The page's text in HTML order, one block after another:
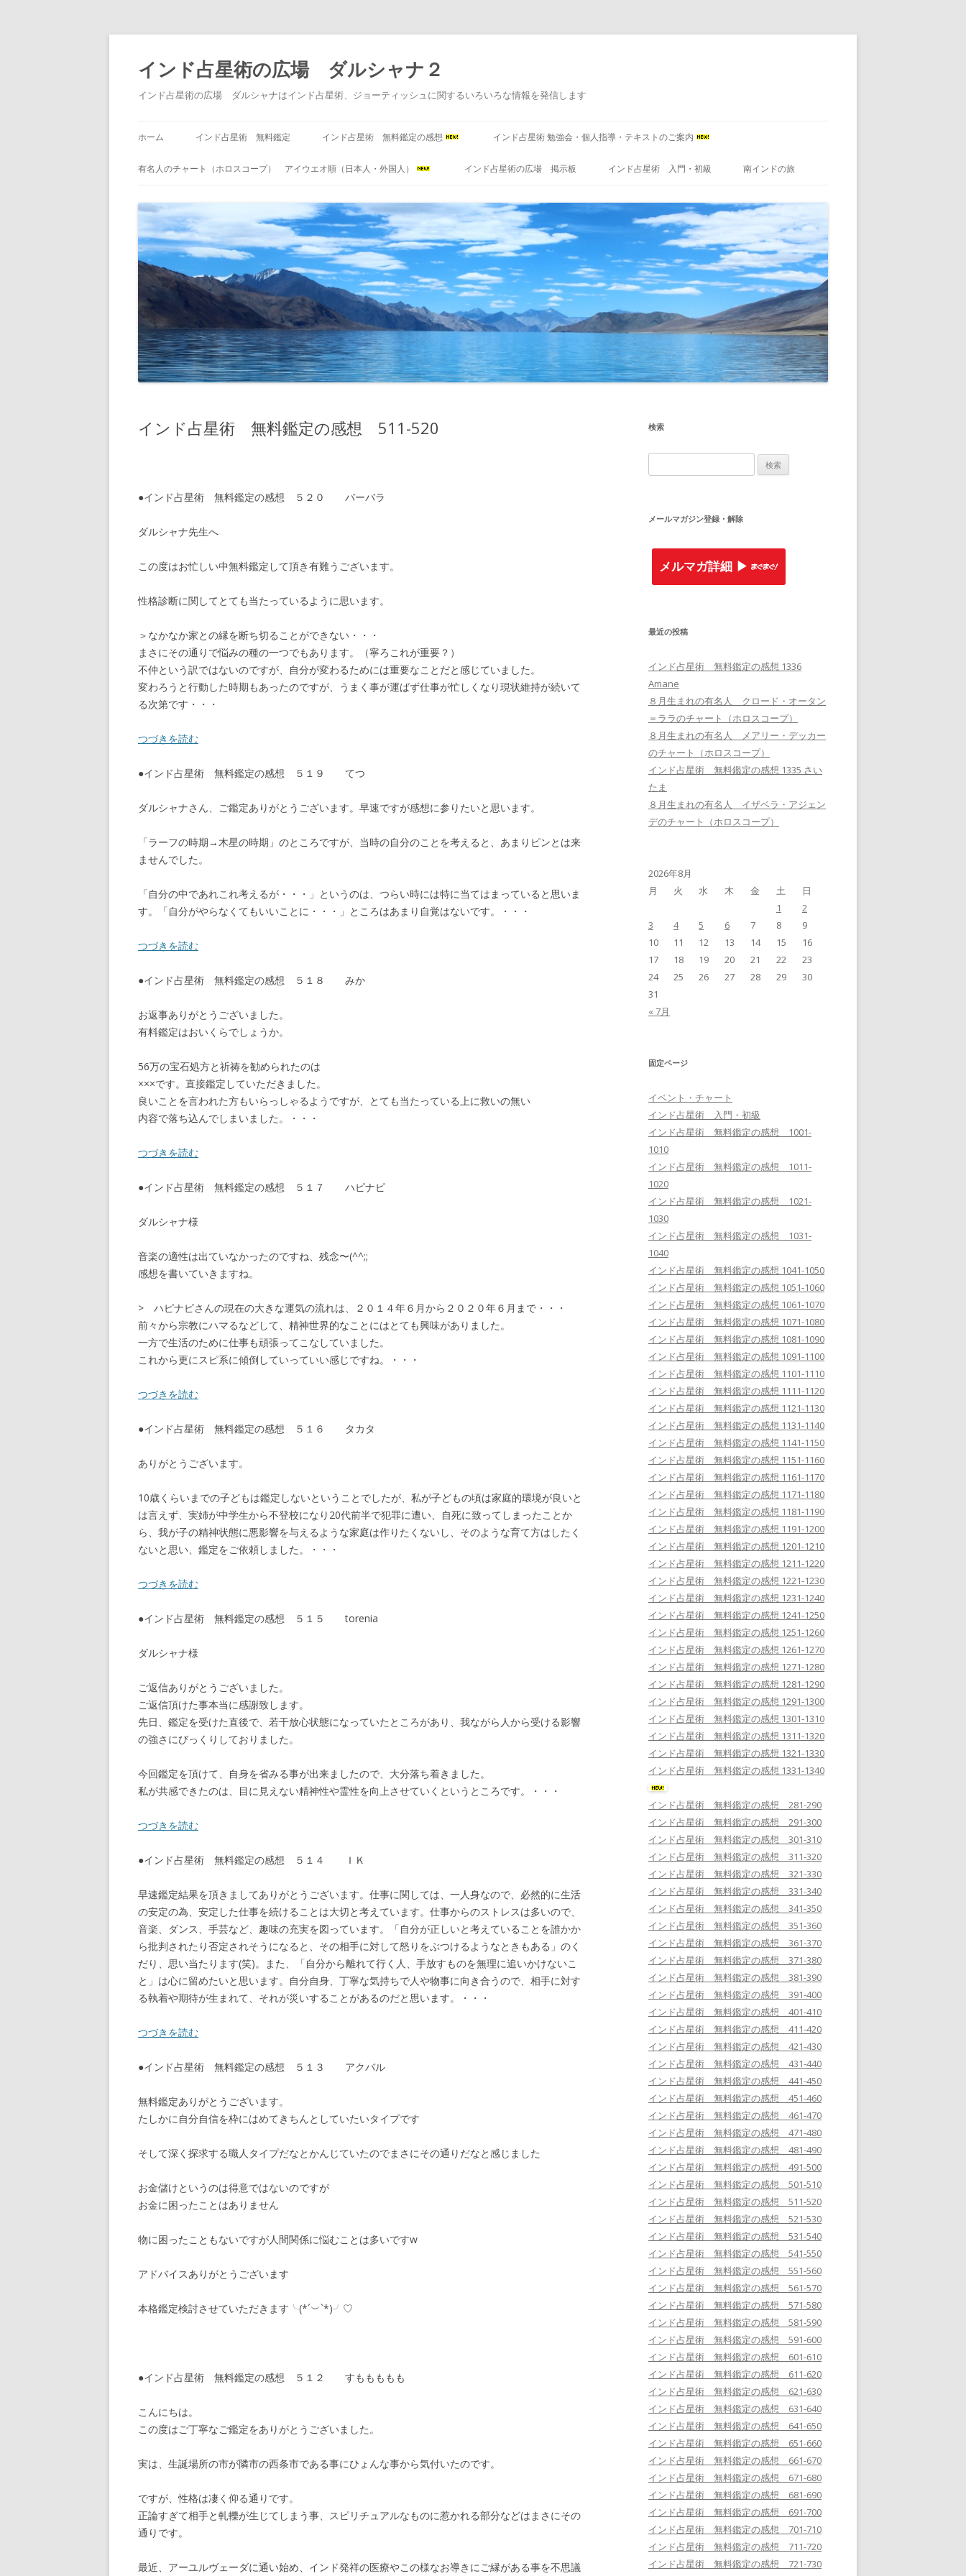
インド占星術の広場 ダルシャナ２
インド占星術の広場 ダルシャナはインド占星術、ジョーティッシュに関するいろいろな情報を発信します
ツ
へ
ッ
プ
ホーム インド占星術 無料鑑定 インド占星術 無料鑑定の感想 インド占星術 勉強会・個人指導・テキストのご案内
有名人のチャート（ホロスコープ） アイウエオ順（日本人・外国人） インド占星術の広場 掲示板 インド占星術 入門・初級 南インドの旅
インド占星術 無料鑑定の感想 511-520
●インド占星術 無料鑑定の感想 ５２０ バーバラ
ダルシャナ先生へ
この度はお忙しい中無料鑑定して頂き有難うございます。
性格診断に関してとても当たっているように思います。
＞なかなか家との縁を断ち切ることができない・・・
まさにその通りで悩みの種の一つでもあります。（寧ろこれが重要？）
不仲という訳ではないのですが、自分が変わるためには重要なことだと感じていました。
変わろうと行動した時期もあったのですが、うまく事が運ばず仕事が忙しくなり現状維持が続いて
る次第です・・・
つづきを読む
●インド占星術 無料鑑定の感想 ５１９ てつ
ダルシャナさん、ご鑑定ありがとうございます。早速ですが感想に参りたいと思います。
「ラーフの時期→木星の時期」のところですが、当時の自分のことを考えると、あまりピンとは来
ませんでした。
「自分の中であれこれ考えるが・・・」というのは、つらい時には特に当てはまっていると思いま
す。「自分がやらなくてもいいことに・・・」ところはあまり自覚はないです。・・・
つづきを読む
●インド占星術 無料鑑定の感想 ５１８ みか
お返事ありがとうございました。
有料鑑定はおいくらでしょうか。
56万の宝石処方と祈祷を勧められたのは
×××です。直接鑑定していただきました。
良いことを言われた方もいらっしゃるようですが、とても当たっている上に救いの無い
内容で落ち込んでしまいました。・・・
つづきを読む
●インド占星術 無料鑑定の感想 ５１７ ハピナピ
ダルシャナ様
音楽の適性は出ていなかったのですね、残念〜(^^;;
感想を書いていきますね。
> ハピナピさんの現在の大きな運気の流れは、２０１４年６月から２０２０年６月まで・・・
前々から宗教にハマるなどして、精神世界的なことにはとても興味がありました。
一方で生活のために仕事も頑張ってこなしていました。
これから更にスピ系に傾倒していっていい感じですね。・・・
つづきを読む
●インド占星術 無料鑑定の感想 ５１６ タカタ
ありがとうございます。
10歳くらいまでの子どもは鑑定しないということでしたが、私が子どもの頃は家庭的環境が良いと
は言えず、実姉が中学生から不登校になり20代前半で犯罪に遭い、自死に致ってしまったことか
ら、我が子の精神状態に悪影響を与えるような家庭は作りたくないし、そのような育て方はしたく
ないと思い、鑑定をご依頼しました。・・・
つづきを読む
●インド占星術 無料鑑定の感想 ５１５ torenia
ダルシャナ様
ご返信ありがとうございました。
ご返信頂けた事本当に感謝致します。
先日、鑑定を受けた直後で、若干放心状態になっていたところがあり、我ながら人から受ける影響
の強さにびっくりしておりました。
今回鑑定を頂けて、自身を省みる事が出来ましたので、大分落ち着きました。
私が共感できたのは、目に見えない精神性や霊性を向上させていくというところです。・・・
つづきを読む
●インド占星術 無料鑑定の感想 ５１４ ＩＫ
早速鑑定結果を頂きましてありがとうございます。仕事に関しては、一人身なので、必然的に生活
の安定の為、安定した仕事を続けることは大切と考えています。仕事からのストレスは多いので、
音楽、ダンス、手芸など、趣味の充実を図っています。「自分が正しいと考えていることを誰かか
ら批判されたり否定されそうになると、その相手に対して怒りをぶつけるようなときもある」のく
だり、思い当たります(笑)。また、「自分から離れて行く人、手放すものを無理に追いかけないこ
と」は心に留めたいと思います。自分自身、丁寧な気持ちで人や物事に向き合うので、相手に対す
る執着や期待が生まれて、それが災いすることがあるのだと思います。・・・
つづきを読む
●インド占星術 無料鑑定の感想 ５１３ アクバル
無料鑑定ありがとうございます。
たしかに自分自信を枠にはめてきちんとしていたいタイプです
そして深く探求する職人タイプだなとかんじていたのでまさにその通りだなと感じました
お金儲けというのは得意ではないのですが
お金に困ったことはありません
物に困ったこともないですが人間関係に悩むことは多いですw
アドバイスありがとうございます
本格鑑定検討させていただきます╰(*´︶`*)╯♡
●インド占星術 無料鑑定の感想 ５１２ すももももも
こんにちは。
この度はご丁寧なご鑑定をありがとうございました。
実は、生誕場所の市が隣市の西条市である事にひょんな事から気付いたのです。
ですが、性格は凄く仰る通りです。
正論すぎて相手と軋轢が生じてしまう事、スピリチュアルなものに惹かれる部分などはまさにその
通りです。
最近、アーユルヴェーダに通い始め、インド発祥の医療やこの様なお導きにご縁がある事を不思議
検索
索
メールマガジン登録・解除
メルマガ詳細 ▶︎
最近の投稿
インド占星術 無料鑑定の感想 1336
Amane
８月生まれの有名人 クロード・オータン
＝ララのチャート（ホロスコープ）
８月生まれの有名人 メアリー・デッカー
のチャート（ホロスコープ）
インド占星術 無料鑑定の感想 1335 さい
たま
８月生まれの有名人 イザベラ・アジェン
デのチャート（ホロスコープ）
2026年8月
月
火 水 木 金 土 日
« 7月
1
2
3
4 5 6 7 8
9
10
11 12 13 14 15
16
17
18 19 20 21 22
23
24
25 26 27 28 29
30
31
固定ページ
イベント・チャート
インド占星術 入門・初級
インド占星術 無料鑑定の感想 1001-
1010
インド占星術 無料鑑定の感想 1011-
1020
インド占星術 無料鑑定の感想 1021-
1030
インド占星術 無料鑑定の感想 1031-
1040
インド占星術 無料鑑定の感想 1041-1050
インド占星術 無料鑑定の感想 1051-1060
インド占星術 無料鑑定の感想 1061-1070
インド占星術 無料鑑定の感想 1071-1080
インド占星術 無料鑑定の感想 1081-1090
インド占星術 無料鑑定の感想 1091-1100
インド占星術 無料鑑定の感想 1101-1110
インド占星術 無料鑑定の感想 1111-1120
インド占星術 無料鑑定の感想 1121-1130
インド占星術 無料鑑定の感想 1131-1140
インド占星術 無料鑑定の感想 1141-1150
インド占星術 無料鑑定の感想 1151-1160
インド占星術 無料鑑定の感想 1161-1170
インド占星術 無料鑑定の感想 1171-1180
インド占星術 無料鑑定の感想 1181-1190
インド占星術 無料鑑定の感想 1191-1200
インド占星術 無料鑑定の感想 1201-1210
インド占星術 無料鑑定の感想 1211-1220
インド占星術 無料鑑定の感想 1221-1230
インド占星術 無料鑑定の感想 1231-1240
インド占星術 無料鑑定の感想 1241-1250
インド占星術 無料鑑定の感想 1251-1260
インド占星術 無料鑑定の感想 1261-1270
インド占星術 無料鑑定の感想 1271-1280
インド占星術 無料鑑定の感想 1281-1290
インド占星術 無料鑑定の感想 1291-1300
インド占星術 無料鑑定の感想 1301-1310
インド占星術 無料鑑定の感想 1311-1320
インド占星術 無料鑑定の感想 1321-1330
インド占星術 無料鑑定の感想 1331-1340
インド占星術 無料鑑定の感想 281-290
インド占星術 無料鑑定の感想 291-300
インド占星術 無料鑑定の感想 301-310
インド占星術 無料鑑定の感想 311-320
インド占星術 無料鑑定の感想 321-330
インド占星術 無料鑑定の感想 331-340
インド占星術 無料鑑定の感想 341-350
インド占星術 無料鑑定の感想 351-360
インド占星術 無料鑑定の感想 361-370
インド占星術 無料鑑定の感想 371-380
インド占星術 無料鑑定の感想 381-390
インド占星術 無料鑑定の感想 391-400
インド占星術 無料鑑定の感想 401-410
インド占星術 無料鑑定の感想 411-420
インド占星術 無料鑑定の感想 421-430
インド占星術 無料鑑定の感想 431-440
インド占星術 無料鑑定の感想 441-450
インド占星術 無料鑑定の感想 451-460
インド占星術 無料鑑定の感想 461-470
インド占星術 無料鑑定の感想 471-480
インド占星術 無料鑑定の感想 481-490
インド占星術 無料鑑定の感想 491-500
インド占星術 無料鑑定の感想 501-510
インド占星術 無料鑑定の感想 511-520
インド占星術 無料鑑定の感想 521-530
インド占星術 無料鑑定の感想 531-540
インド占星術 無料鑑定の感想 541-550
インド占星術 無料鑑定の感想 551-560
インド占星術 無料鑑定の感想 561-570
インド占星術 無料鑑定の感想 571-580
インド占星術 無料鑑定の感想 581-590
インド占星術 無料鑑定の感想 591-600
インド占星術 無料鑑定の感想 601-610
インド占星術 無料鑑定の感想 611-620
インド占星術 無料鑑定の感想 621-630
インド占星術 無料鑑定の感想 631-640
インド占星術 無料鑑定の感想 641-650
インド占星術 無料鑑定の感想 651-660
インド占星術 無料鑑定の感想 661-670
インド占星術 無料鑑定の感想 671-680
インド占星術 無料鑑定の感想 681-690
インド占星術 無料鑑定の感想 691-700
インド占星術 無料鑑定の感想 701-710
インド占星術 無料鑑定の感想 711-720
インド占星術 無料鑑定の感想 721-730